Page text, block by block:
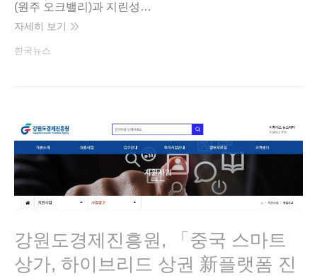
(원주 오크밸리)과 지린성…
자세히 보기
한국뉴스
강원도경제진흥원, 「중국 스마트
상가, 하이브리드 상권 新플랫폼 진